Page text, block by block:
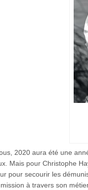
2020 aura été une
Mais pour Christophe
pour secourir les
à travers son